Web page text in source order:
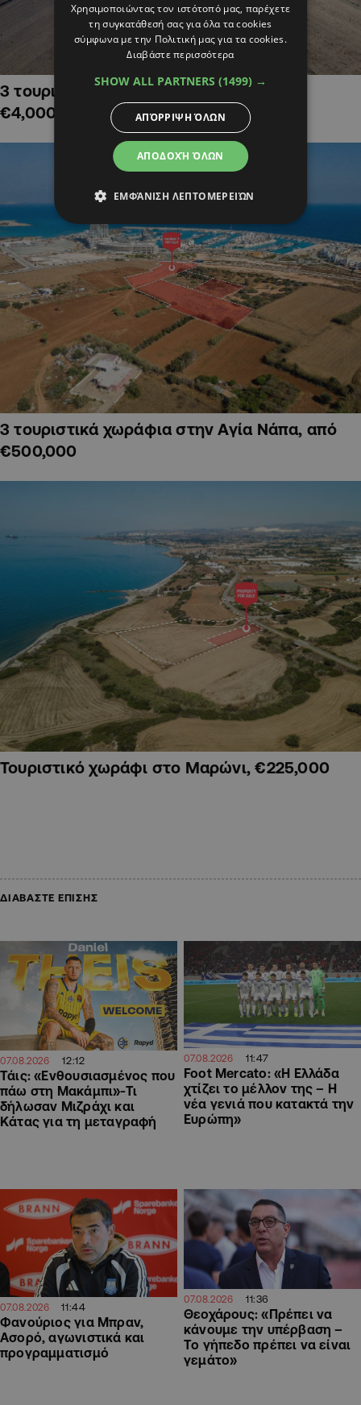
3 τουριστικά χωράφια στην Αλαμινό,
€4,000,000
3 τουριστικά χωράφια στην Αγία Νάπα, από
€500,000
Τουριστικό χωράφι στο Μαρώνι, €225,000
ΔΙΑΒΑΣΤΕ ΕΠΙΣΗΣ
07.08.2026 12:12
Τάις: «Ενθουσιασμένος που
πάω στη Μακάμπι»-Τι
δήλωσαν Μιζράχι και
Κάτας για τη μεταγραφή
07.08.2026 11:47
Foot Mercato: «Η Ελλάδα
χτίζει το μέλλον της – Η
νέα γενιά που κατακτά την
Ευρώπη»
07.08.2026 11:44
Φανούριος για Μπραν,
Ασορό, αγωνιστικά και
προγραμματισμό
07.08.2026 11:36
Θεοχάρους: «Πρέπει να
κάνουμε την υπέρβαση –
Το γήπεδο πρέπει να είναι
γεμάτο»
Χρησιμοποιώντας τον ιστότοπό μας, παρέχετε
τη συγκατάθεσή σας για όλα τα cookies
σύμφωνα με την Πολιτική μας για τα cookies.
Διαβάστε περισσότερα
SHOW ALL PARTNERS (1499) →
ΑΠΟΔΟΧΉ ΌΛΩΝ
ΑΠΌΡΡΙΨΗ ΌΛΩΝ
ΕΜΦΆΝΙΣΗ ΛΕΠΤΟΜΕΡΕΙΏΝ